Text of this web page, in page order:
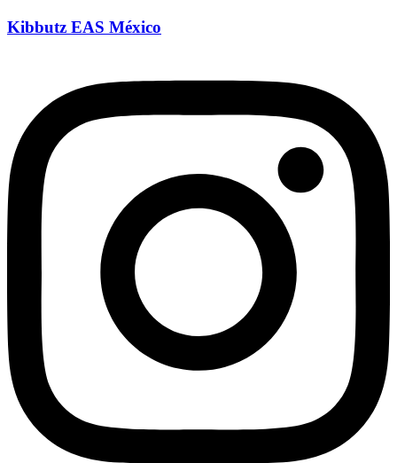
Kibbutz EAS México